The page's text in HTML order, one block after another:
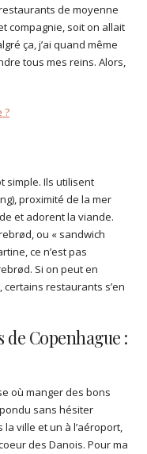
de moyenne
compagnie, soit on allait
ça, j’ai quand même
tous mes reins. Alors,
?
simple. Ils utilisent
proximité de la mer
et adorent la viande.
ou « sandwich
ce n’est pas
Si on peut en
restaurants s’en
Copenhague :
où manger des bons
sans hésiter
ville et un à l’aéroport,
des Danois. Pour ma